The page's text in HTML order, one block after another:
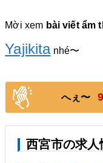
Mời xem bài viết ẩm
Yajikitanhé〜
へぇ〜 9
西宮市の求人